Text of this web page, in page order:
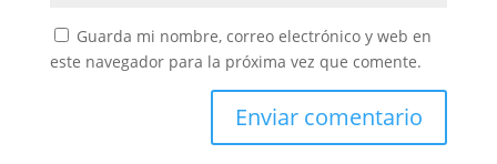
Guarda mi nombre, correo electrónico y web en
este navegador para la próxima vez que comente.